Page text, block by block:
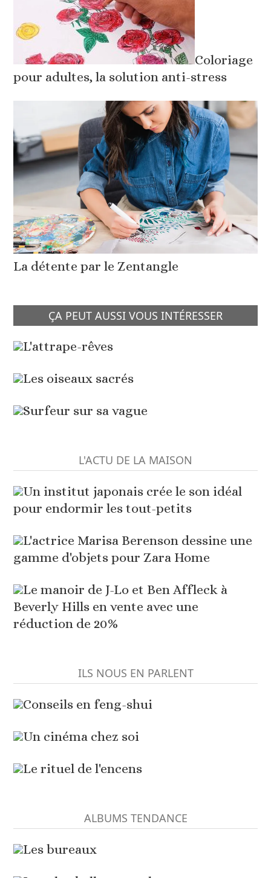
Coloriage
pour adultes, la solution anti-stress
La détente par le Zentangle
ÇA PEUT AUSSI VOUS INTÉRESSER
L'attrape-rêves
Les oiseaux sacrés
Surfeur sur sa vague
L'ACTU DE LA MAISON
Un institut japonais crée le son idéal
pour endormir les tout-petits
L'actrice Marisa Berenson dessine une
gamme d'objets pour Zara Home
Le manoir de J-Lo et Ben Affleck à
Beverly Hills en vente avec une
réduction de 20%
ILS NOUS EN PARLENT
Conseils en feng-shui
Un cinéma chez soi
Le rituel de l'encens
ALBUMS TENDANCE
Les bureaux